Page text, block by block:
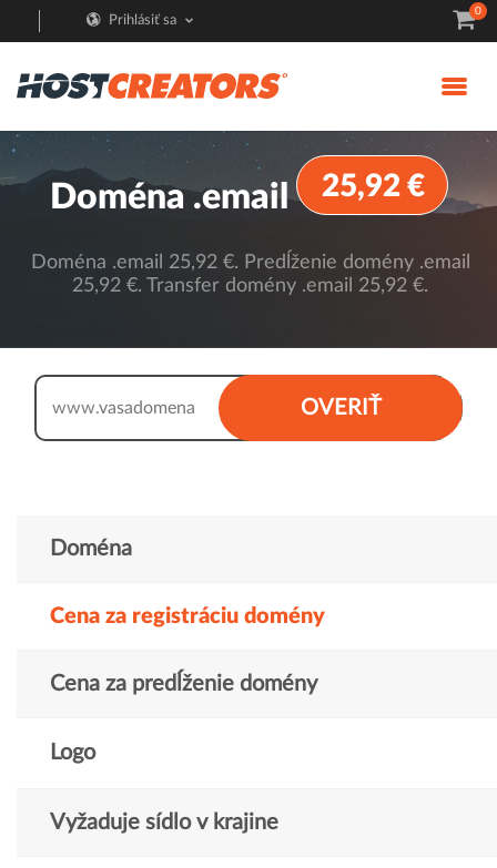
Prihlásiť sa
0
Doména .email 25,92 €
Doména .email 25,92 €. Predĺženie domény .email
25,92 €. Transfer domény .email 25,92 €.
OVERIŤ
www.
Doména
Cena za registráciu domény
Cena za predĺženie domény
Logo
Vyžaduje sídlo v krajine